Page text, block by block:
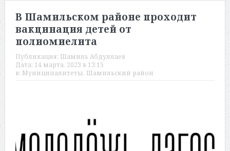
В Шамильском районе проходит
вакцинация детей от
полиомиелита
Публикация: Шамиль Абдуллаев
Дата: 14 марта, 2023 в 13:15
в: Муниципалитеты, Шамильский район